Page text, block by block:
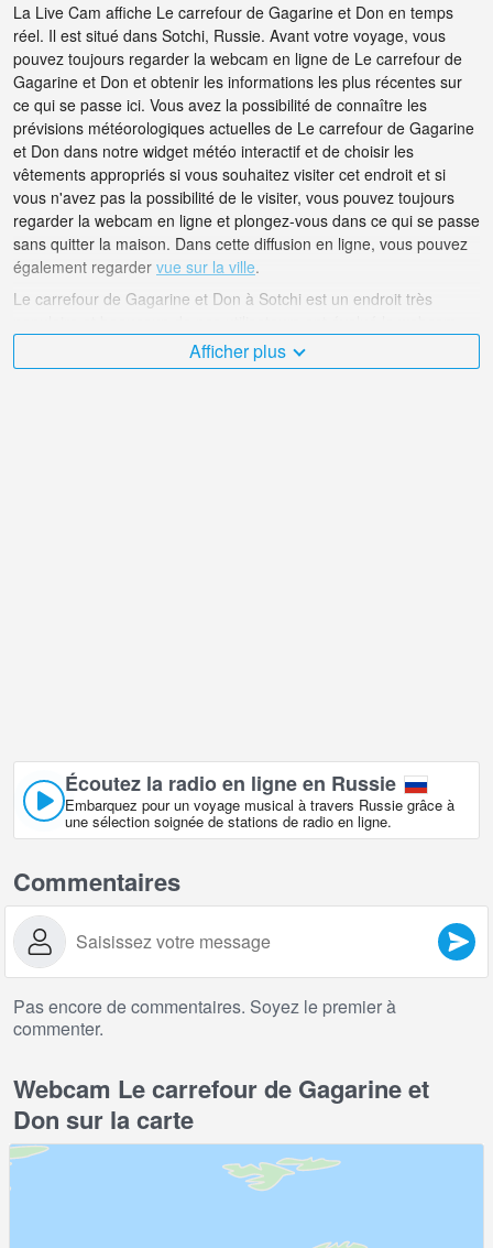
La Live Cam affiche Le carrefour de Gagarine et Don en temps
réel. Il est situé dans Sotchi, Russie. Avant votre voyage, vous
pouvez toujours regarder la webcam en ligne de Le carrefour de
Gagarine et Don et obtenir les informations les plus récentes sur
ce qui se passe ici. Vous avez la possibilité de connaître les
prévisions météorologiques actuelles de Le carrefour de Gagarine
et Don dans notre widget météo interactif et de choisir les
vêtements appropriés si vous souhaitez visiter cet endroit et si
vous n'avez pas la possibilité de le visiter, vous pouvez toujours
regarder la webcam en ligne et plongez-vous dans ce qui se passe
sans quitter la maison. Dans cette diffusion en ligne, vous pouvez
également regarder vue sur la ville.
Le carrefour de Gagarine et Don à Sotchi est un endroit très
avec des points de diffusion en ligne.
Afficher plus
Écoutez la radio en ligne en Russie
Embarquez pour un voyage musical à travers Russie grâce à
une sélection soignée de stations de radio en ligne.
Commentaires
Pas encore de commentaires. Soyez le premier à
commenter.
Webcam Le carrefour de Gagarine et
Don sur la carte